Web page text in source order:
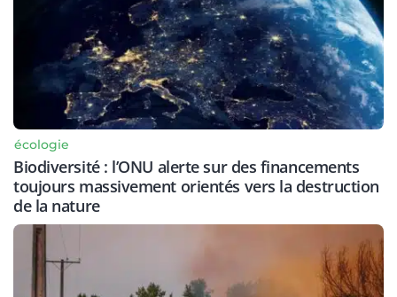
écologie
Biodiversité : l’ONU alerte sur des financements
toujours massivement orientés vers la destruction
de la nature